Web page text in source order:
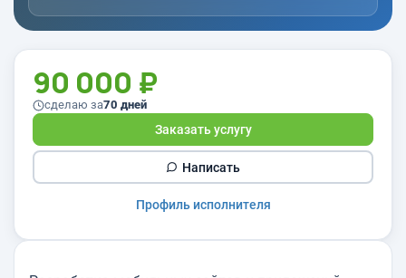
90 000 ₽
сделаю за70 дней
Заказать услугу
Написать
Профиль исполнителя